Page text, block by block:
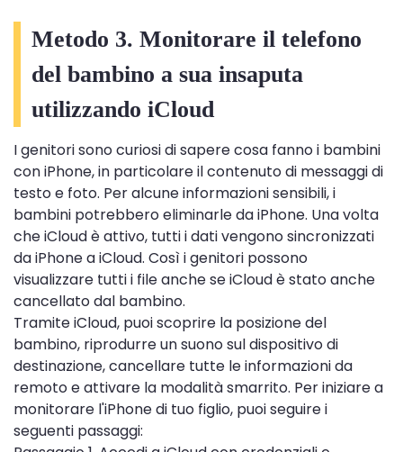
Metodo 3. Monitorare il telefono
del bambino a sua insaputa
utilizzando iCloud
I genitori sono curiosi di sapere cosa fanno i bambini
con iPhone, in particolare il contenuto di messaggi di
testo e foto. Per alcune informazioni sensibili, i
bambini potrebbero eliminarle da iPhone. Una volta
che iCloud è attivo, tutti i dati vengono sincronizzati
da iPhone a iCloud. Così i genitori possono
visualizzare tutti i file anche se iCloud è stato anche
cancellato dal bambino.
Tramite iCloud, puoi scoprire la posizione del
bambino, riprodurre un suono sul dispositivo di
destinazione, cancellare tutte le informazioni da
remoto e attivare la modalità smarrito. Per iniziare a
monitorare l'iPhone di tuo figlio, puoi seguire i
seguenti passaggi: